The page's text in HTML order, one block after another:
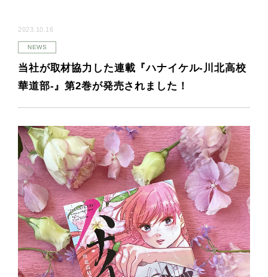
2023.10.16
NEWS
当社が取材協力した連載『ハナイケル-川北高校
華道部-』第2巻が発売されました！